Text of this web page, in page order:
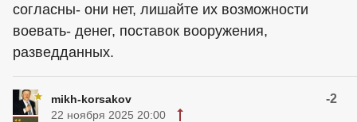
согласны- они нет, лишайте их возможности
воевать- денег, поставок вооружения,
разведданных.
mikh-korsakov -2
22 ноября 2025 20:00